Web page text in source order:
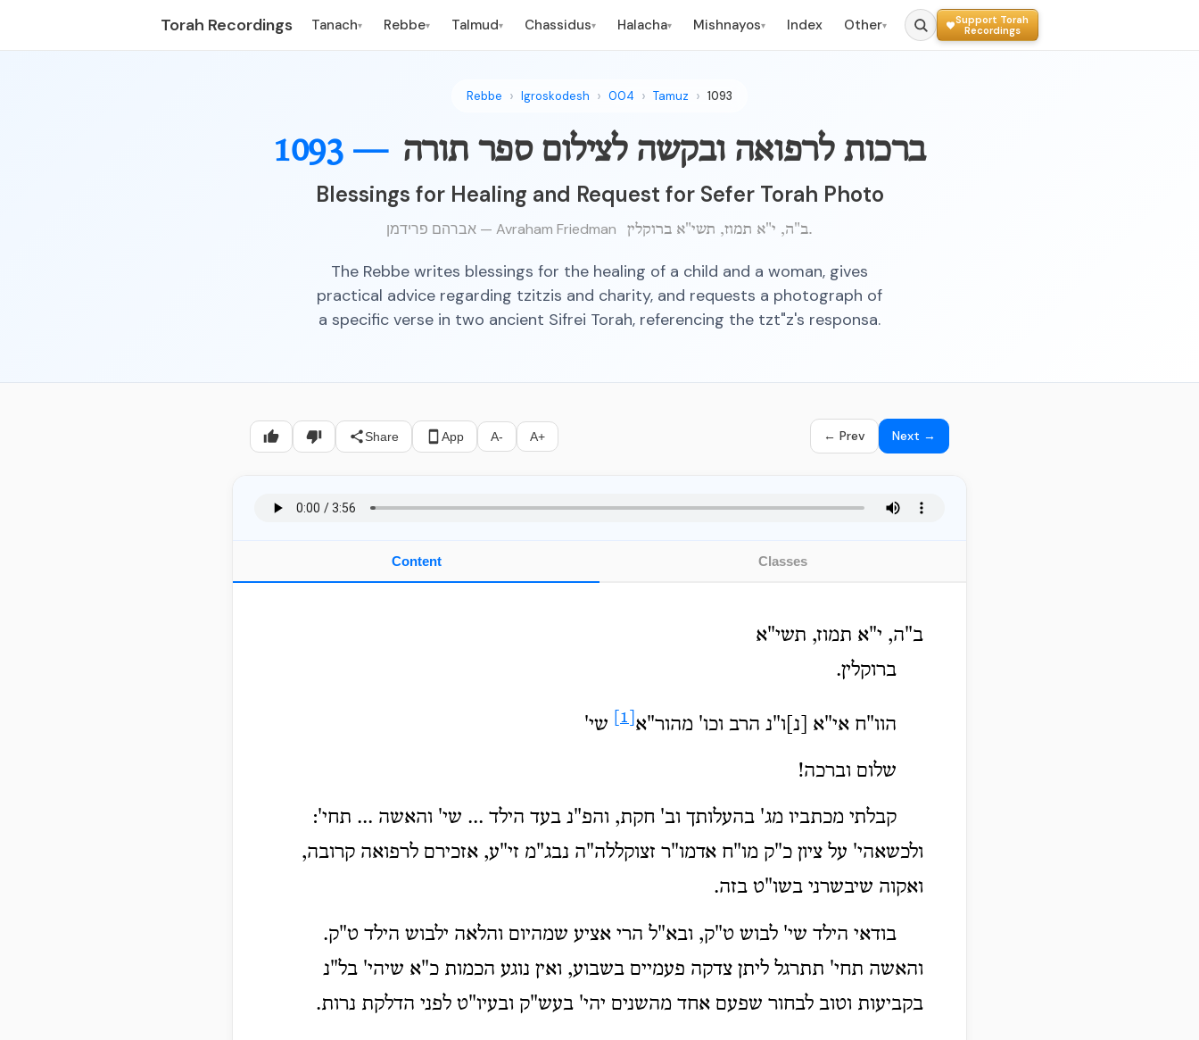
Torah Recordings Tanach▾ Rebbe▾ Talmud▾ Chassidus▾ Halacha▾ Mishnayos▾ Index Other▾
Support Torah
Recordings
Rebbe Igroskodesh 004 Tamuz 1093
1093 — ברכות לרפואה ובקשה לצילום ספר תורה
Blessings for Healing and Request for Sefer Torah Photo
אברהם פרידמן — Avraham Friedman ב"ה, י"א תמוז, תשי"א ברוקלין.
The Rebbe writes blessings for the healing of a child and a woman, gives
practical advice regarding tzitzis and charity, and requests a photograph of
a specific verse in two ancient Sifrei Torah, referencing the tzt"z's responsa.
Share App A- A+ ← Prev Next →
Content Classes
ב"ה, י"א תמוז, תשי"א
ברוקלין.
הוו"ח אי"א [נ]ו"נ הרב וכו' מהור"א שי'
שלום וברכה!
קבלתי מכתביו מג' בהעלותך וב' חקת, והפ"נ בעד הילד ... שי' והאשה ... תחי':
ולכשאהי' על ציון כ"ק מו"ח אדמו"ר זצוקללה"ה נבג"מ זי"ע, אזכירם לרפואה קרובה,
ואקוה שיבשרני בשו"ט בזה.
בודאי הילד שי' לבוש ט"ק, ובא"ל הרי אציע שמהיום והלאה ילבוש הילד ט"ק.
והאשה תחי' תתרגל ליתן צדקה פעמיים בשבוע, ואין נוגע הכמות כ"א שיהי' בל"נ
בקביעות וטוב לבחור שפעם אחד מהשנים יהי' בעש"ק ובעיו"ט לפני הדלקת נרות.